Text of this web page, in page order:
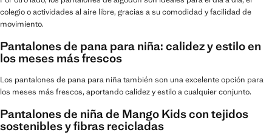
colegio o actividades al aire libre, gracias a su comodidad y facilidad de
movimiento.
Pantalones de pana para niña: calidez y estilo en
los meses más frescos
Los pantalones de pana para niña también son una excelente opción para
los meses más frescos, aportando calidez y estilo a cualquier conjunto.
Pantalones de niña de Mango Kids con tejidos
sostenibles y fibras recicladas